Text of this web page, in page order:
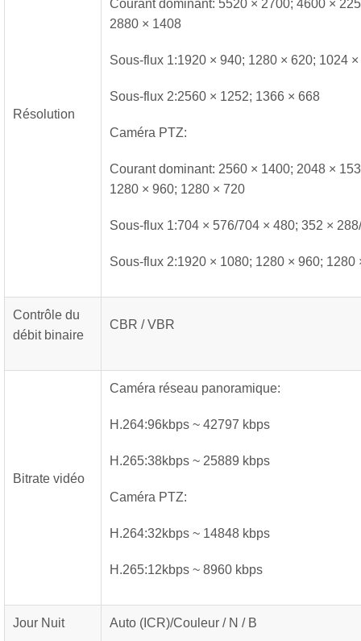
Résolution
Courant dominant: 5520 × 2700; 4600 ×
2880 × 1408
Sous-flux 1:1920 × 940; 1280 × 620; 1024
Sous-flux 2:2560 × 1252; 1366 × 668
Caméra PTZ:
Courant dominant: 2560 × 1400; 2048 ×
1280 × 960; 1280 × 720
Sous-flux 1:704 × 576/704 × 480; 352 ×
Sous-flux 2:1920 × 1080; 1280 × 960; 1280
Contrôle du
débit binaire
CBR / VBR
Bitrate vidéo
Caméra réseau panoramique:
H.264:96kbps ~ 42797 kbps
H.265:38kbps ~ 25889 kbps
Caméra PTZ:
H.264:32kbps ~ 14848 kbps
H.265:12kbps ~ 8960 kbps
Jour Nuit Auto (ICR)/Couleur / N / B